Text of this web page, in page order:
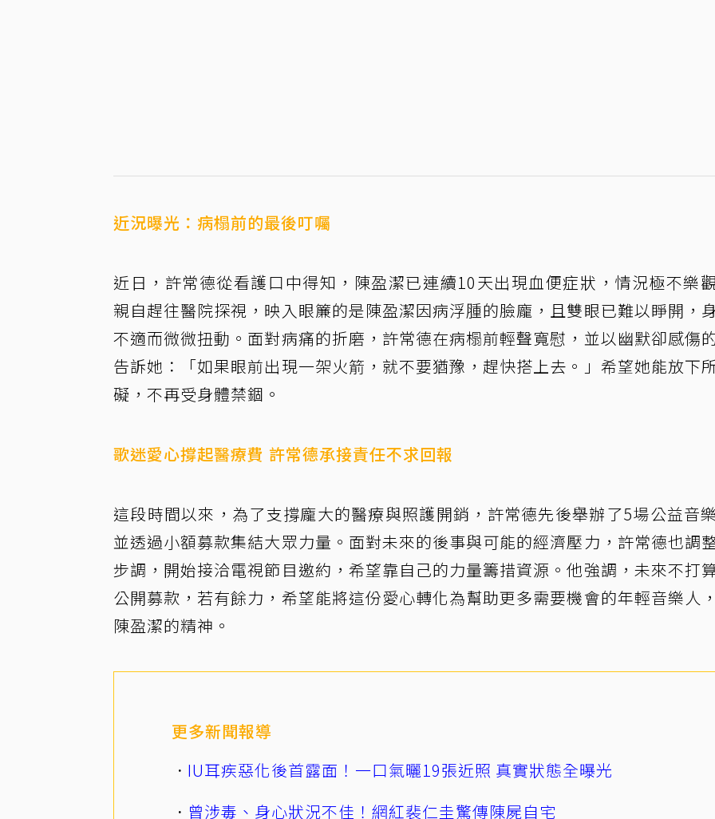
近況曝光：病榻前的最後叮囑
近日，許常德從看護口中得知，陳盈潔已連續10天出現血便症狀，情況極不樂
親自趕往醫院探視，映入眼簾的是陳盈潔因病浮腫的臉龐，且雙眼已難以睜開，
不適而微微扭動。面對病痛的折磨，許常德在病榻前輕聲寬慰，並以幽默卻感傷
告訴她：「如果眼前出現一架火箭，就不要猶豫，趕快搭上去。」希望她能放下
礙，不再受身體禁錮。
歌迷愛心撐起醫療費 許常德承接責任不求回報
這段時間以來，為了支撐龐大的醫療與照護開銷，許常德先後舉辦了5場公益音
並透過小額募款集結大眾力量。面對未來的後事與可能的經濟壓力，許常德也調
步調，開始接洽電視節目邀約，希望靠自己的力量籌措資源。他強調，未來不打
公開募款，若有餘力，希望能將這份愛心轉化為幫助更多需要機會的年輕音樂人
陳盈潔的精神。
更多新聞報導
IU耳疾惡化後首露面！一口氣曬19張近照 真實狀態全曝光
曾涉毒、身心狀況不佳！網紅裴仁圭驚傳陳屍自宅